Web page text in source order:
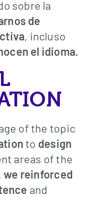
sobre la
de
, incluso
el idioma.
of the topic
to design
areas of the
we reinforced
and